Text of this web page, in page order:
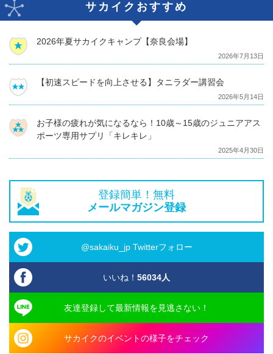
サカイクおすすめ
2026年夏サカイクキャンプ【奈良会場】
2026年7月13日
【初速スピードを向上させる】タニラダー講習会
2026年5月14日
お子様の疲れが気になるなら！10歳～15歳のジュニアアス
ポーツ専用サプリ「キレキレ」
2025年4月30日
登録簡単！無料
メールマガジン登録
@sakaiku_jp Twitterフォロー
いいね！ 56034人
友達登録して最新情報を見逃さない！
サカイクのイベントの様子をチェック